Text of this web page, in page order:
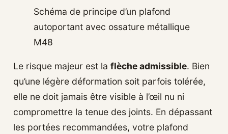
Schéma de principe d’un plafond
autoportant avec ossature métallique
M48
Le risque majeur est la flèche admissible. Bien
qu’une légère déformation soit parfois tolérée,
elle ne doit jamais être visible à l’œil nu ni
compromettre la tenue des joints. En dépassant
les portées recommandées, votre plafond